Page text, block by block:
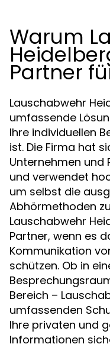
Warum
Partner
Lauschabwehr
umfassende
Ihre individuellen
ist. Die Firma hat
Unternehmen und
und verwendet
um selbst die
Abhörmethoden
Lauschabwehr
Partner, wenn es
Kommunikation
schützen. Ob in
Bereich –
umfassenden
Ihre privaten und
Informationen